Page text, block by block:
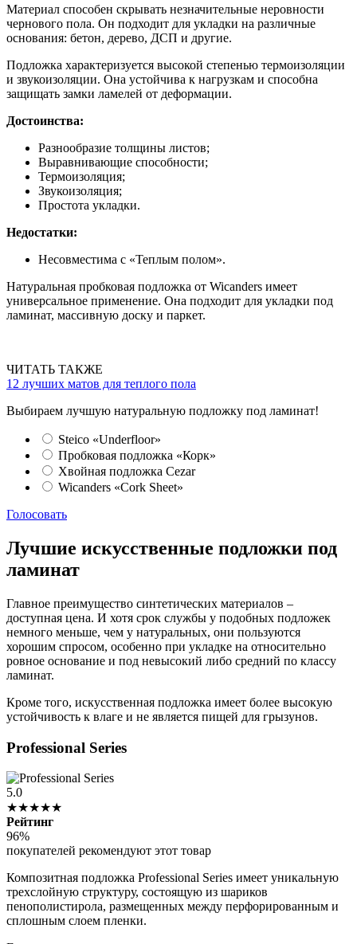
Материал способен скрывать незначительные неровности
чернового пола. Он подходит для укладки на различные
основания: бетон, дерево, ДСП и другие.
Подложка характеризуется высокой степенью термоизоляции
и звукоизоляции. Она устойчива к нагрузкам и способна
защищать замки ламелей от деформации.
Достоинства:
Разнообразие толщины листов;
Выравнивающие способности;
Термоизоляция;
Звукоизоляция;
Простота укладки.
Недостатки:
Несовместима с «Теплым полом».
Натуральная пробковая подложка от Wicanders имеет
универсальное применение. Она подходит для укладки под
ламинат, массивную доску и паркет.
ЧИТАТЬ ТАКЖЕ
12 лучших матов для теплого пола
Выбираем лучшую натуральную подложку под ламинат!
Steico «Underfloor»
Пробковая подложка «Корк»
Хвойная подложка Cezar
Wicanders «Cork Sheet»
Голосовать
Лучшие искусственные подложки под
ламинат
Главное преимущество синтетических материалов –
доступная цена. И хотя срок службы у подобных подложек
немного меньше, чем у натуральных, они пользуются
хорошим спросом, особенно при укладке на относительно
ровное основание и под невысокий либо средний по классу
ламинат.
Кроме того, искусственная подложка имеет более высокую
устойчивость к влаге и не является пищей для грызунов.
Professional Series
5.0
★★★★★
Рейтинг
96%
покупателей рекомендуют этот товар
Композитная подложка Professional Series имеет уникальную
трехслойную структуру, состоящую из шариков
пенополистирола, размещенных между перфорированным и
сплошным слоем пленки.